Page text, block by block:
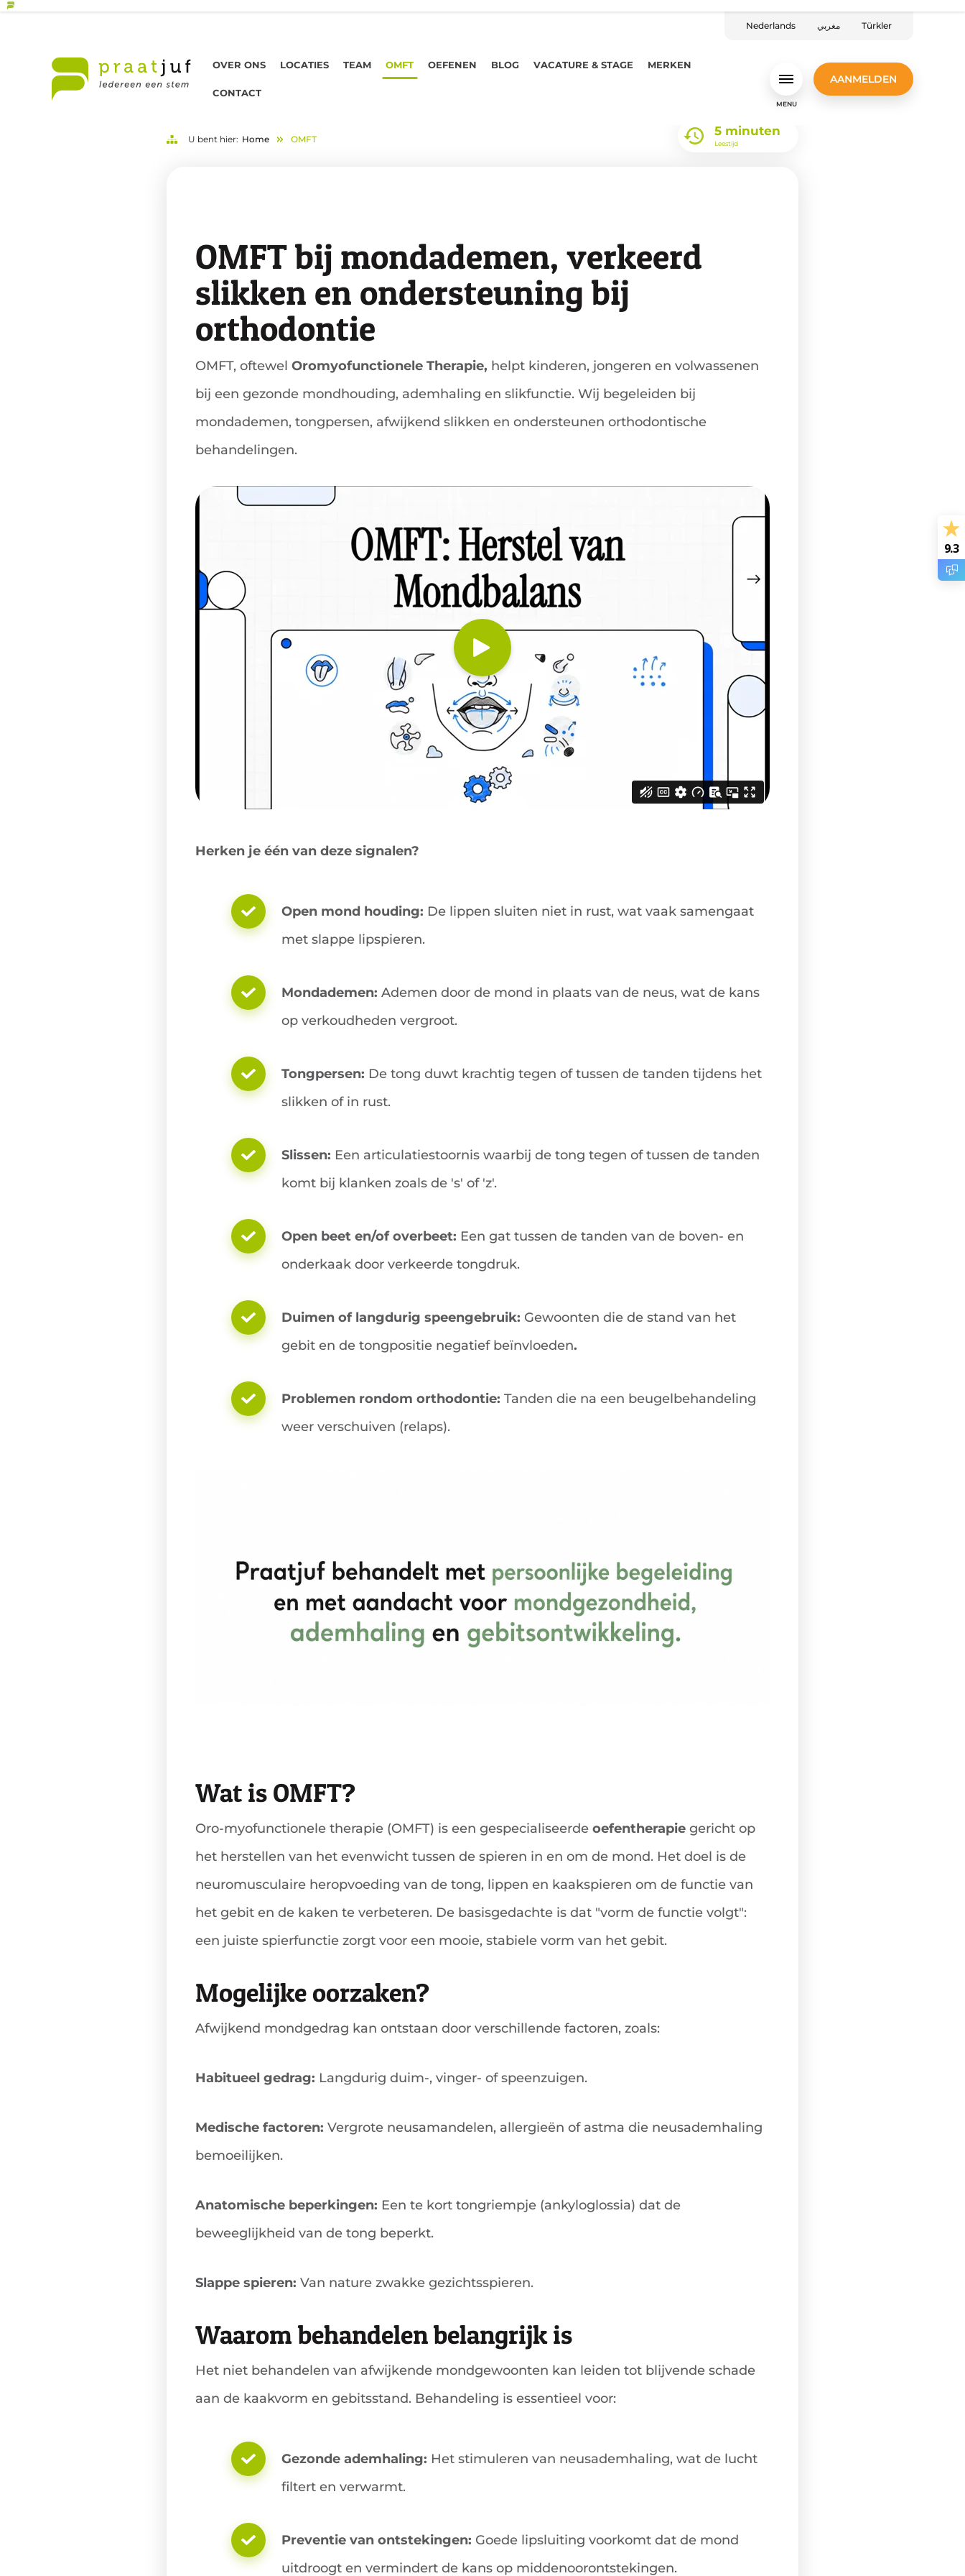
Nederlands مغربي Türkler
OVER ONS LOCATIES TEAM OMFT OEFENEN BLOG VACATURE & STAGE MERKEN
CONTACT
MENU
AANMELDEN
U bent hier: Home OMFT
5 minuten
Leestijd
OMFT bij mondademen, verkeerd
slikken en ondersteuning bij
orthodontie
OMFT, oftewel Oromyofunctionele Therapie, helpt kinderen, jongeren en volwassenen
bij een gezonde mondhouding, ademhaling en slikfunctie. Wij begeleiden bij
mondademen, tongpersen, afwijkend slikken en ondersteunen orthodontische
behandelingen.
Herken je één van deze signalen?
Open mond houding: De lippen sluiten niet in rust, wat vaak samengaat
met slappe lipspieren.
Mondademen: Ademen door de mond in plaats van de neus, wat de kans
op verkoudheden vergroot.
Tongpersen: De tong duwt krachtig tegen of tussen de tanden tijdens het
slikken of in rust.
Slissen: Een articulatiestoornis waarbij de tong tegen of tussen de tanden
komt bij klanken zoals de 's' of 'z'.
Open beet en/of overbeet: Een gat tussen de tanden van de boven- en
onderkaak door verkeerde tongdruk.
Duimen of langdurig speengebruik: Gewoonten die de stand van het
gebit en de tongpositie negatief beïnvloeden.
Problemen rondom orthodontie: Tanden die na een beugelbehandeling
weer verschuiven (relaps).
Wat is OMFT?
Oro-myofunctionele therapie (OMFT) is een gespecialiseerde oefentherapie gericht op
het herstellen van het evenwicht tussen de spieren in en om de mond. Het doel is de
neuromusculaire heropvoeding van de tong, lippen en kaakspieren om de functie van
het gebit en de kaken te verbeteren. De basisgedachte is dat "vorm de functie volgt":
een juiste spierfunctie zorgt voor een mooie, stabiele vorm van het gebit.
Mogelijke oorzaken?
Afwijkend mondgedrag kan ontstaan door verschillende factoren, zoals:
Habitueel gedrag: Langdurig duim-, vinger- of speenzuigen.
Medische factoren: Vergrote neusamandelen, allergieën of astma die neusademhaling
bemoeilijken.
Anatomische beperkingen: Een te kort tongriempje (ankyloglossia) dat de
beweeglijkheid van de tong beperkt.
Slappe spieren: Van nature zwakke gezichtsspieren.
Waarom behandelen belangrijk is
Het niet behandelen van afwijkende mondgewoonten kan leiden tot blijvende schade
aan de kaakvorm en gebitsstand. Behandeling is essentieel voor:
Gezonde ademhaling: Het stimuleren van neusademhaling, wat de lucht
filtert en verwarmt.
Preventie van ontstekingen: Goede lipsluiting voorkomt dat de mond
uitdroogt en vermindert de kans op middenoorontstekingen.
9.3